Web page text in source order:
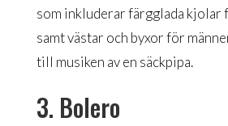
som inkluderar färgglada kjolar
samt västar och byxor för
till musiken av en säckpipa.
3. Bolero